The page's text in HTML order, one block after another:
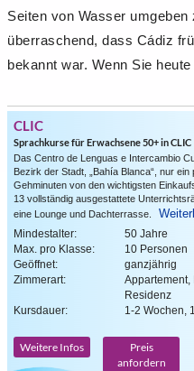
Seiten von Wasser
überraschend, dass Cádiz
bekannt war. Wenn Sie
CLIC
Sprachkurse für Erwachsene 50+ in CLIC
Das Centro de Lenguas e Intercambio
Bezirk der Stadt, „Bahía Blanca“, nur
Gehminuten von den wichtigsten
13 vollständig ausgestattete
eine Lounge und Dachterrasse.
Mindestalter:
50 Jahre
Max. pro Klasse:
10 Personen
Geöffnet:
ganzjährig
Zimmerart:
Appartement,
Residenz
Kursdauer:
1-2 Wochen,
Weitere Infos
Preis
anfordern